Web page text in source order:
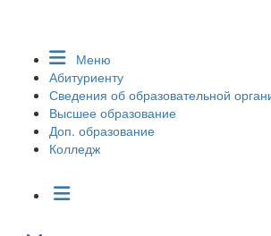
Меню
Абитуриенту
Сведения об образовательной
Высшее образование
Доп. образование
Колледж